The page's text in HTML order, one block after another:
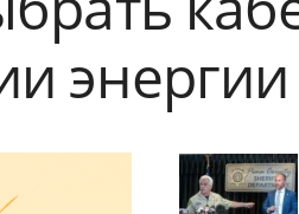
энергии